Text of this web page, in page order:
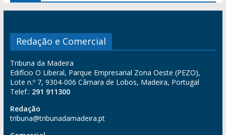
Redação e Comercial
Tribuna da Madeira
Edifício O Liberal, Parque Empresarial Zona Oeste (PEZO),
Lote n.º 7, 9304-006 Câmara de Lobos, Madeira, Portugal
Telef.: 291 911300
Redação
tribuna@tribunadamadeira.pt